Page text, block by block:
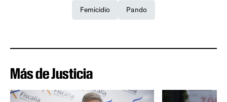
Femicidio Pando
Más de Justicia